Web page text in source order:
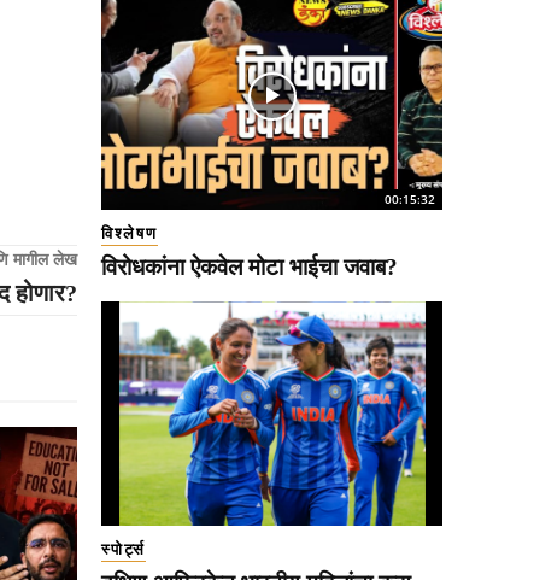
मागील लेख
होणार?
00:15:32
विश्लेषण
विरोधकांना ऐकवेल मोटा भाईचा जवाब?
स्पोर्ट्स